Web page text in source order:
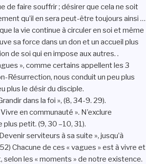
de faire souffrir ; désirer que cela ne soit
qu’il en sera peut-être toujours ainsi …
la vie continue à circuler en soi et même
sa force dans un don et un accueil plus
de soi qui en impose aux autres. .
», comme certains appellent les 3
Résurrection, nous conduit un peu plus
plus le désir du disciple.
dans la foi », (8, 34-9. 29).
en communauté ». N’exclure
petit. (9, 30 –10, 31).
serviteurs à sa suite », jusqu’à
Chacune de ces « vagues » est à vivre et
selon les « moments » de notre existence.